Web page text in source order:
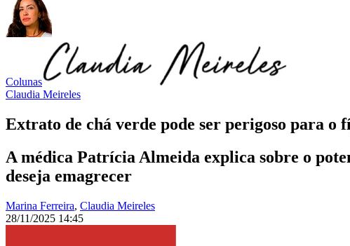
Colunas
Claudia Meireles
Extrato de chá verde pode ser perigoso para o
A médica Patrícia Almeida explica sobre o
deseja emagrecer
Marina Ferreira, Claudia Meireles
28/11/2025 14:45